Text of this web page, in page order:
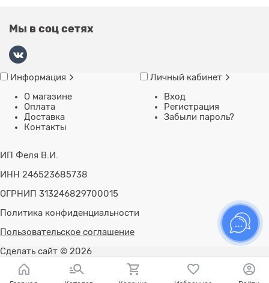
Мы в соц сетях
Информация
О магазине
Оплата
Доставка
Контакты
Личный кабинет
Вход
Регистрация
Забыли пароль?
ИП Феля В.И.
ИНН 246523685738
ОГРНИП 313246829700015
Политика конфиденциальности
Пользовательское соглашение
Сделать сайт © 2026